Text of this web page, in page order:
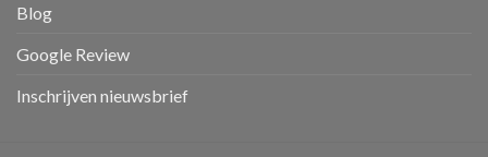
Blog
Google Review
Inschrijven nieuwsbrief